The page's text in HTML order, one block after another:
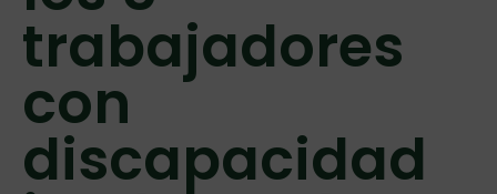
trabajadores
con
discapacidad